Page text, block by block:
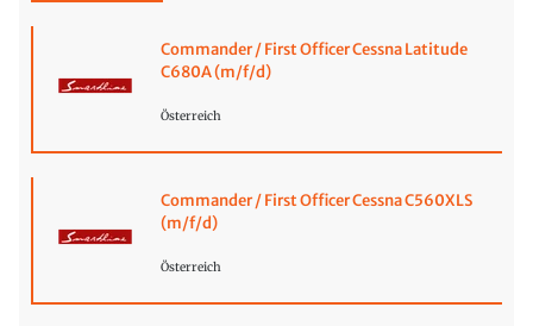
Commander / First Officer Cessna Latitude
C680A (m/f/d)
Österreich
Commander / First Officer Cessna C560XLS
(m/f/d)
Österreich